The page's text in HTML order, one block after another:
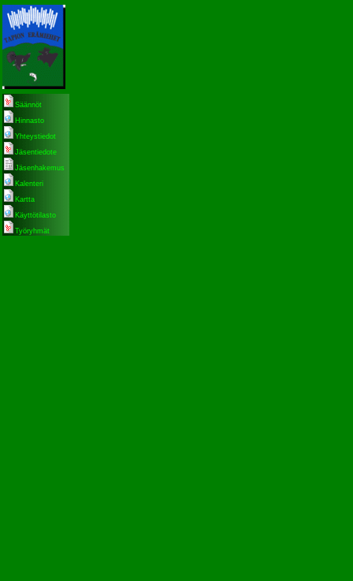
Säännöt
Hinnasto
Yhteystiedot
Jäsentiedote
Jäsenhakemus
Kalenteri
Kartta
Käyttötilasto
Työryhmät